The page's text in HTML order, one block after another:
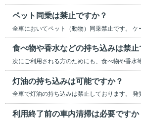
ペット同乗は禁止ですか？
食べ物や香水などの持ち込みは禁止
灯油の持ち込みは可能ですか？
利用終了前の車内清掃は必要ですか